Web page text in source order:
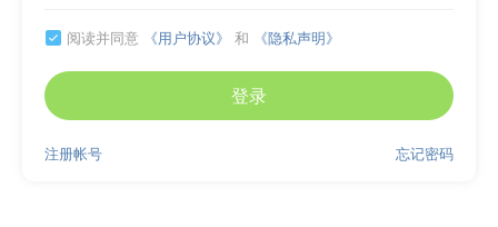
 阅读并同意 《用户协议》 和 《隐私声明》
登录
忘记密码
注册帐号